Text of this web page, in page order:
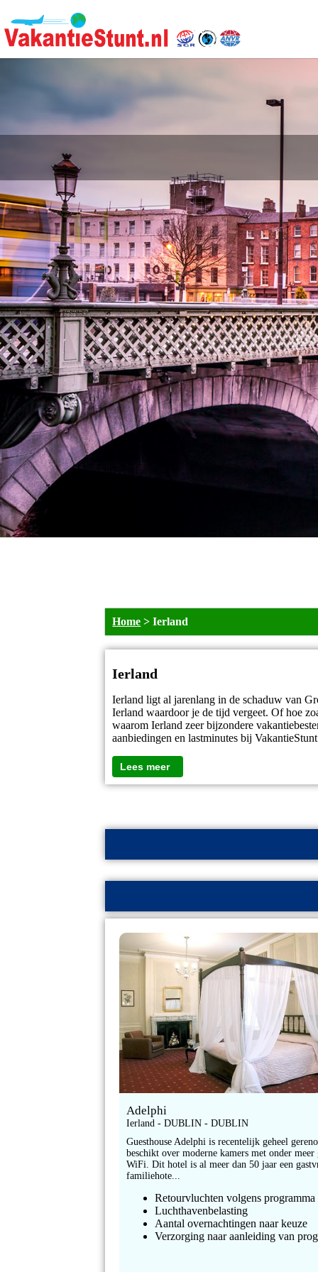
Home >Ierland
Ierland
Ierland ligt al jarenlang in de schaduw van
Ierland waardoor je de tijd vergeet. Of hoe
waarom Ierland zeer bijzondere
aanbiedingen en lastminutes bij
Lees meer
Adelphi
Ierland - DUBLIN - DUBLIN
Guesthouse Adelphi is recentelijk geheel
beschikt over moderne kamers met onder meer
WiFi. Dit hotel is al meer dan 50 jaar een
familiehote...
Retourvluchten volgens programma
Luchthavenbelasting
Aantal overnachtingen naar keuze
Verzorging naar aanleiding van